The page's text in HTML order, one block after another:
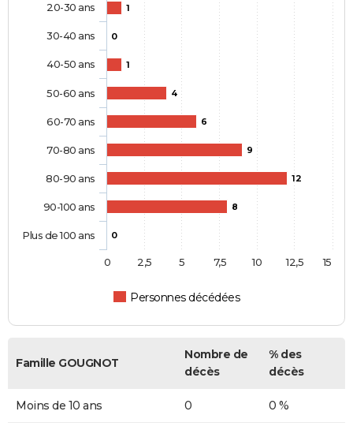
1
0
1
4
6
9
12
8
0
Personnes décédées
20-30 ans
30-40 ans
40-50 ans
50-60 ans
60-70 ans
70-80 ans
80-90 ans
90-100 ans
Plus de 100 ans
0 2,5 5 7,5 10 12,5 15
Famille GOUGNOT
Nombre de
décès
% des
décès
Moins de 10 ans 0 0 %